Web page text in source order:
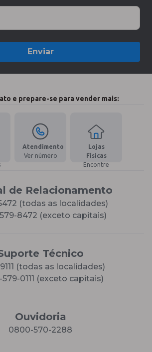
Enviar
e prepare-se para vender mais:
Atendimento
Ver número
Lojas
Físicas
Encontre
de Relacionamento
(todas as localidades)
8472 (exceto capitais)
Técnico
(todas as localidades)
0111 (exceto capitais)
Ouvidoria
0800-570-2288